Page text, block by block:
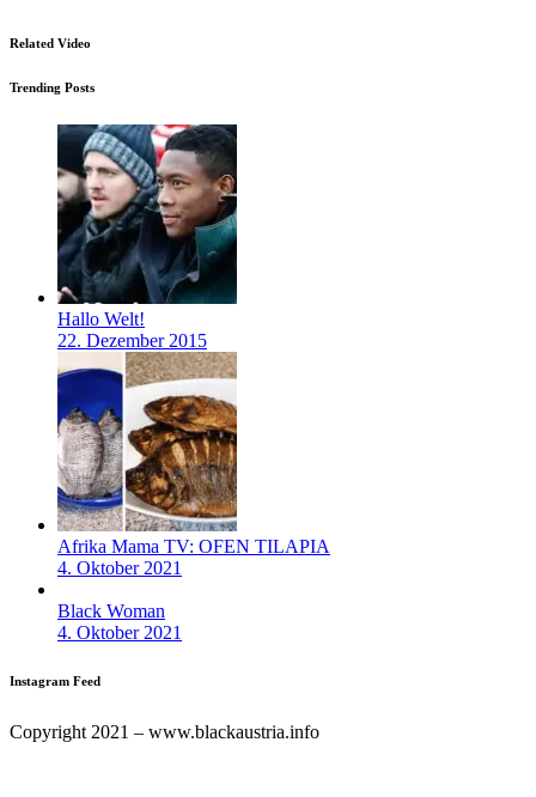
Related Video
Trending Posts
Hallo Welt!
22. Dezember 2015
Afrika Mama TV: OFEN TILAPIA
4. Oktober 2021
Black Woman
4. Oktober 2021
Instagram Feed
Copyright 2021 – www.blackaustria.info